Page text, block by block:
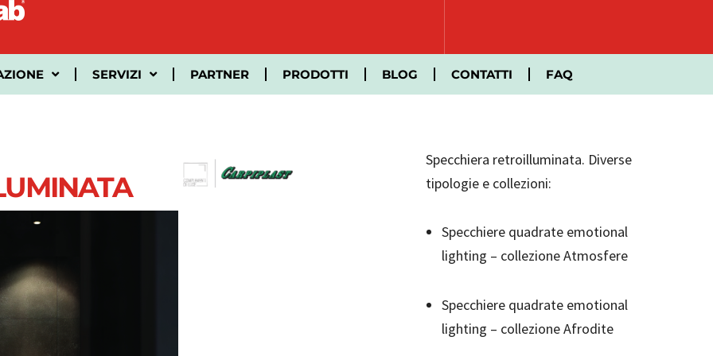
SERVIZI PARTNER PRODOTTI BLOG CONTATTI FAQ
Specchiera retroilluminata. Diverse
tipologie e collezioni:
Specchiere quadrate emotional
lighting – collezione Atmosfere
Specchiere quadrate emotional
lighting – collezione Afrodite